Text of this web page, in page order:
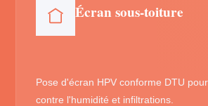
Écran sous-toiture
Pose d'écran HPV conforme DTU
contre l'humidité et infiltrations.